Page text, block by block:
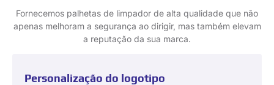
Fornecemos palhetas de limpador de alta qualidade que não
apenas melhoram a segurança ao dirigir, mas também elevam
a reputação da sua marca.
Personalização do logotipo